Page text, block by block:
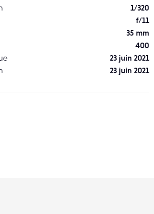
1/320
f/11
35 mm
400
23 juin 2021
23 juin 2021